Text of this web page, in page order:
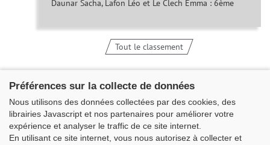
Daunar Sacha, Lafon Léo et Le Clech Emma : 6ème
Tout le classement
Préférences sur la collecte de données
Nous utilisons des données collectées par des cookies, des
librairies Javascript et nos partenaires pour améliorer votre
expérience et analyser le traffic de ce site internet.
En utilisant ce site internet, vous nous autorisez à collecter et